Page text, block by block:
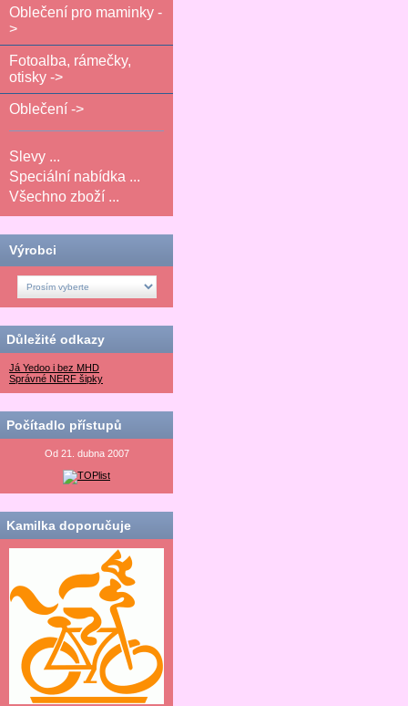
Oblečení pro maminky -
>
Fotoalba, rámečky,
otisky ->
Oblečení ->
Slevy ...
Speciální nabídka ...
Všechno zboží ...
Výrobci
Důležité odkazy
Já Yedoo i bez MHD
Správné NERF šipky
Počítadlo přístupů
Od 21. dubna 2007
Kamilka doporučuje